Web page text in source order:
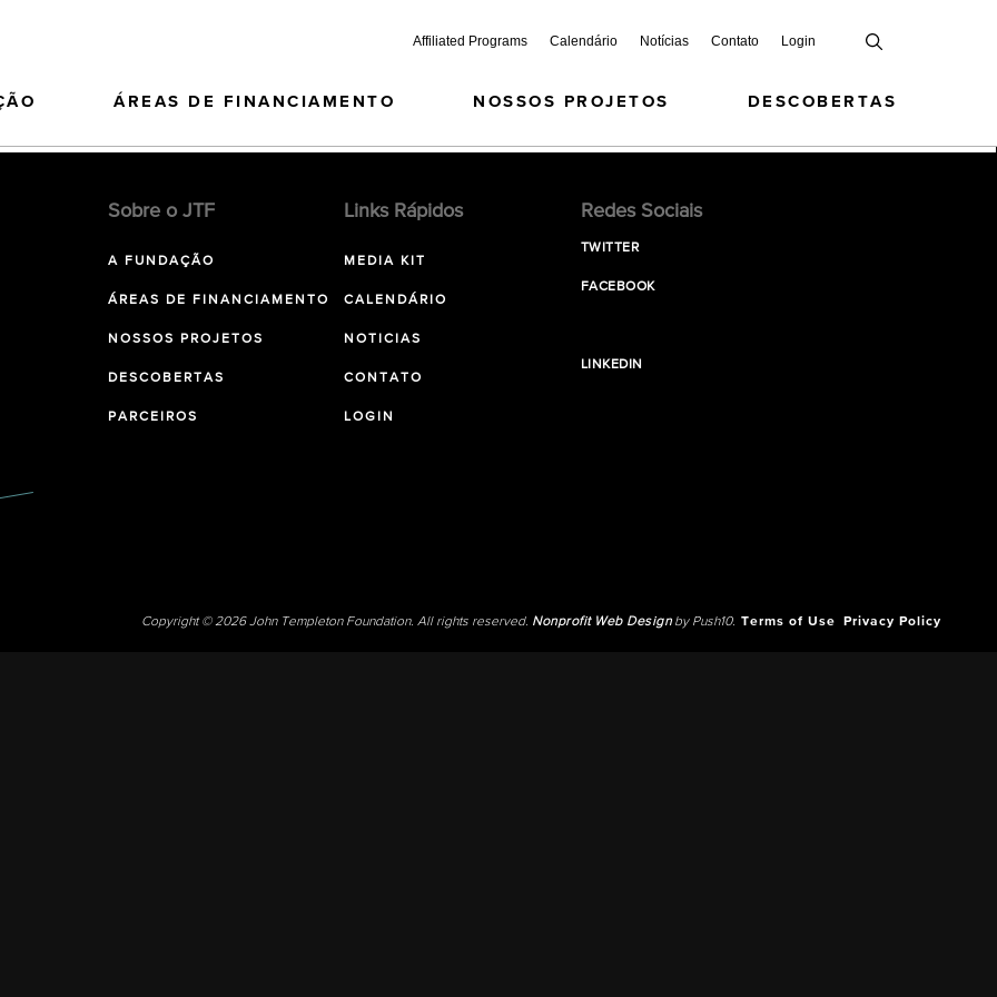
Affiliated Programs Calendário Notícias Contato Login
ÁREAS DE FINANCIAMENTO NOSSOS PROJETOS DESCOBERTAS
Sobre o JTF
A FUNDAÇÃO
ÁREAS DE FINANCIAMENTO
NOSSOS PROJETOS
DESCOBERTAS
PARCEIROS
Links Rápidos
MEDIA KIT
CALENDÁRIO
NOTICIAS
CONTATO
LOGIN
Redes Sociais
TWITTER
FACEBOOK
LINKEDIN
Copyright © 2026 John Templeton Foundation. All rights reserved. Nonprofit Web Designby Push10. Terms of Use Privacy Policy